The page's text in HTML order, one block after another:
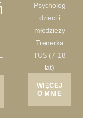
Psycholog
dzieci i
młodzieży
Trenerka
TUS (7-18
lat)
WIĘCEJ
O MNIE